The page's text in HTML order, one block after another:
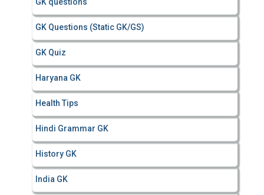
GK Questions (Static GK/GS)
GK Quiz
Haryana GK
Health Tips
Hindi Grammar GK
History GK
India GK